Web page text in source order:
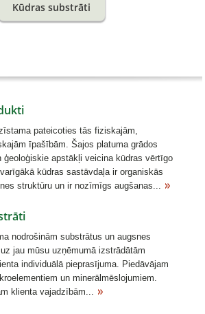
Kūdras substrāti
pateicoties tās fiziskajām,
īpašībām. Šajos platuma grādos
ģeoloģiskie apstākļi veicina kūdras vērtīgo
kūdras sastāvdaļa ir organiskās
struktūru un ir nozīmīgs augšanas...
nodrošinām substrātus un augsnes
jau mūsu uzņēmumā izstrādātām
individuālā pieprasījuma. Piedāvājam
un minerālmēslojumiem.
klienta vajadzībām...